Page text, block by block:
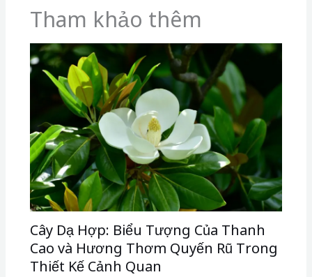
Tham khảo thêm
Cây Dạ Hợp: Biểu Tượng Của Thanh
Cao và Hương Thơm Quyến Rũ Trong
Thiết Kế Cảnh Quan